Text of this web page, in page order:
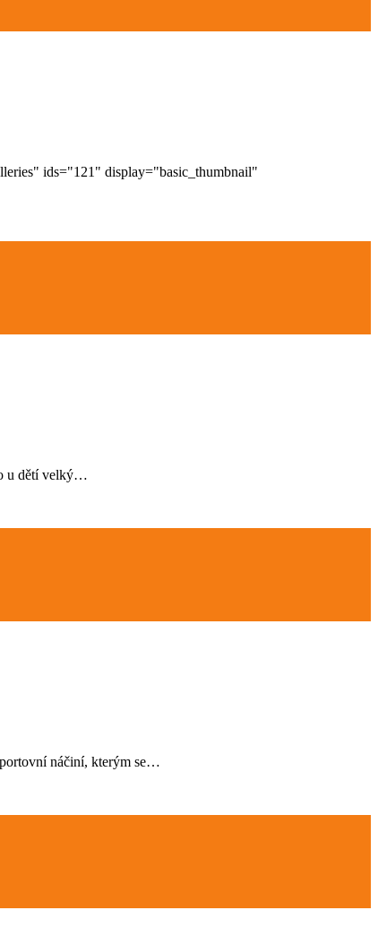
ids="121" display="basic_thumbnail"
u dětí velký…
náčiní, kterým se…